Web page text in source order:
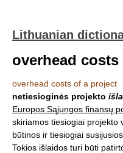
Lithuanian
overhead
overhead costs of a project
netiesioginės projekto
Europos Sąjungos finansų
skiriamos tiesiogiai projekto
būtinos ir tiesiogiai
Tokios išlaidos turi būti